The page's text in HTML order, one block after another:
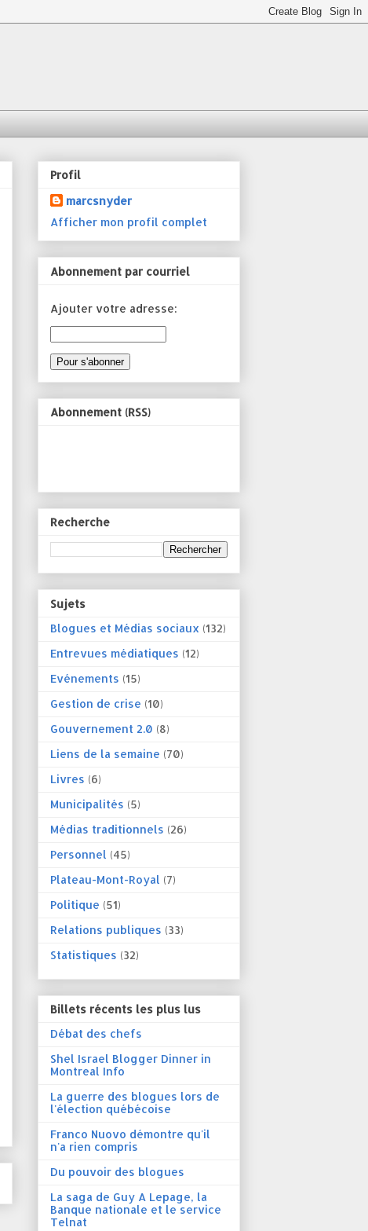
Profil
marcsnyder
Afficher mon profil complet
Abonnement par courriel
Ajouter votre adresse:
Abonnement (RSS)
Recherche
Sujets
Blogues et Médias sociaux (132)
Entrevues médiatiques (12)
Evénements (15)
Gestion de crise (10)
Gouvernement 2.0 (8)
Liens de la semaine (70)
Livres (6)
Municipalités (5)
Médias traditionnels (26)
Personnel (45)
Plateau-Mont-Royal (7)
Politique (51)
Relations publiques (33)
Statistiques (32)
Billets récents les plus lus
Débat des chefs
Shel Israel Blogger Dinner in
Montreal Info
La guerre des blogues lors de
l'élection québécoise
Franco Nuovo démontre qu'il
n'a rien compris
Du pouvoir des blogues
La saga de Guy A Lepage, la
Banque nationale et le service
Telnat